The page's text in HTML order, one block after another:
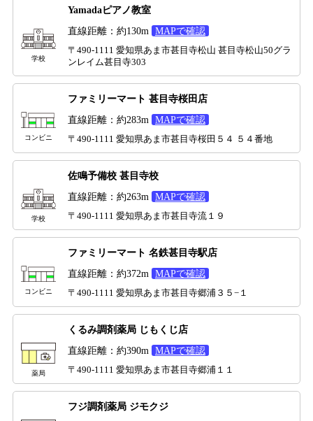
学校
Yamadaピアノ教室
直線距離：約130m MAPで確認
〒490-1111 愛知県あま市甚目寺松山 甚目寺松山50グラ
ンレイム甚目寺303
コンビニ
ファミリーマート 甚目寺桜田店
直線距離：約283m MAPで確認
〒490-1111 愛知県あま市甚目寺桜田５４ ５４番地
学校
佐鳴予備校 甚目寺校
直線距離：約263m MAPで確認
〒490-1111 愛知県あま市甚目寺流１９
コンビニ
ファミリーマート 名鉄甚目寺駅店
直線距離：約372m MAPで確認
〒490-1111 愛知県あま市甚目寺郷浦３５−１
薬局
くるみ調剤薬局 じもくじ店
直線距離：約390m MAPで確認
〒490-1111 愛知県あま市甚目寺郷浦１１
フジ調剤薬局 ジモクジ